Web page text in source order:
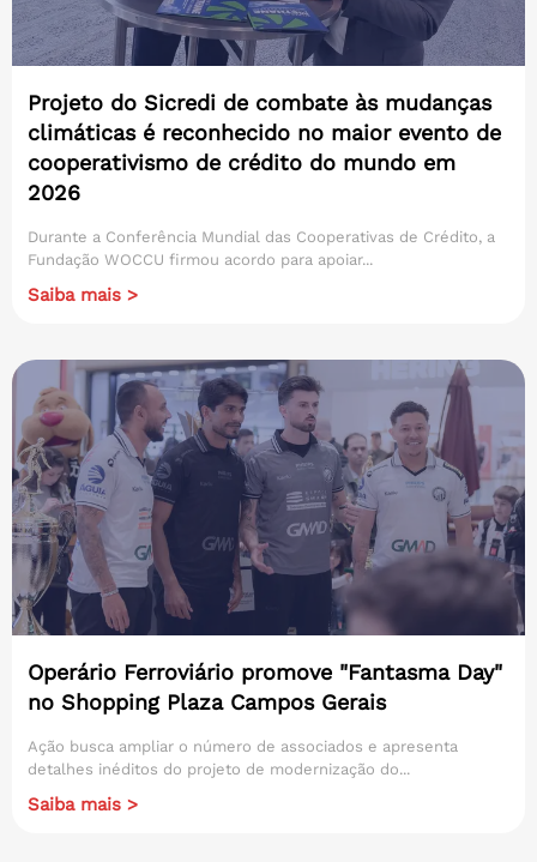
Projeto do Sicredi de combate às mudanças
climáticas é reconhecido no maior evento de
cooperativismo de crédito do mundo em
2026
Durante a Conferência Mundial das Cooperativas de Crédito, a
Fundação WOCCU firmou acordo para apoiar...
Saiba mais >
Operário Ferroviário promove "Fantasma Day"
no Shopping Plaza Campos Gerais
Ação busca ampliar o número de associados e apresenta
detalhes inéditos do projeto de modernização do...
Saiba mais >